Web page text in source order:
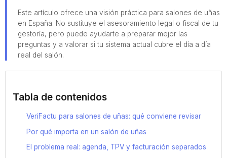
Este artículo ofrece una visión práctica para salones de uñas
en España. No sustituye el asesoramiento legal o fiscal de tu
gestoría, pero puede ayudarte a preparar mejor las
preguntas y a valorar si tu sistema actual cubre el día a día
real del salón.
Tabla de contenidos
VeriFactu para salones de uñas: qué conviene revisar
Por qué importa en un salón de uñas
El problema real: agenda, TPV y facturación separados